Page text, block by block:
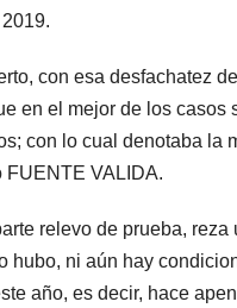
con esa desfachatez
en el mejor de los
con lo cual denotaba la
FUENTE VALIDA.
relevo de prueba,
hubo, ni aún hay
año, es decir, hace